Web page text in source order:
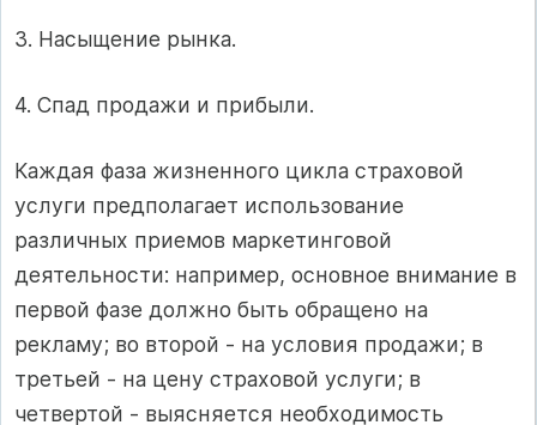
3. Насыщение рынка.
4. Спад продажи и прибыли.
Каждая фаза жизненного цикла страховой
услуги предполагает использование
различных приемов маркетинговой
деятельности: например, основное внимание в
первой фазе должно быть обращено на
рекламу; во второй - на условия продажи; в
третьей - на цену страховой услуги; в
четвертой - выясняется необходимость